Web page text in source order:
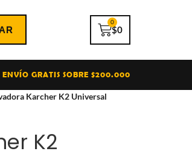
$0
0
ENVÍO GRATIS SOBRE $200.000
Karcher K2 Universal
K2